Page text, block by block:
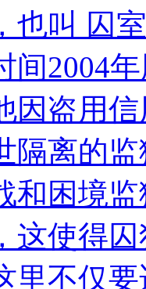
也叫 囚
间2004
因盗用
隔离的
和困境
这使得
里不仅